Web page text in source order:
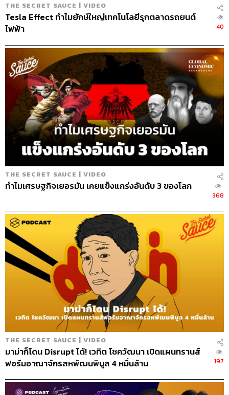
THE SECRET SAUCE | VIDEO
Tesla Effect ทำไมยักษ์ใหญ่เทคโนโลยีรุกตลาดรถยนต์
ไฟฟ้า
40
THE SECRET SAUCE | VIDEO
ทำไมเศรษฐกิจเยอรมัน เคยแข็งแกร่งอันดับ 3 ของโลก
368
THE SECRET SAUCE | VIDEO
มาม่าก็โดน Disrupt ได้! เวทิต โชควัฒนา เปิดแผนทรานส์
ฟอร์มอาณาจักรสหพัฒนพิบูล 4 หมื่นล้าน
197